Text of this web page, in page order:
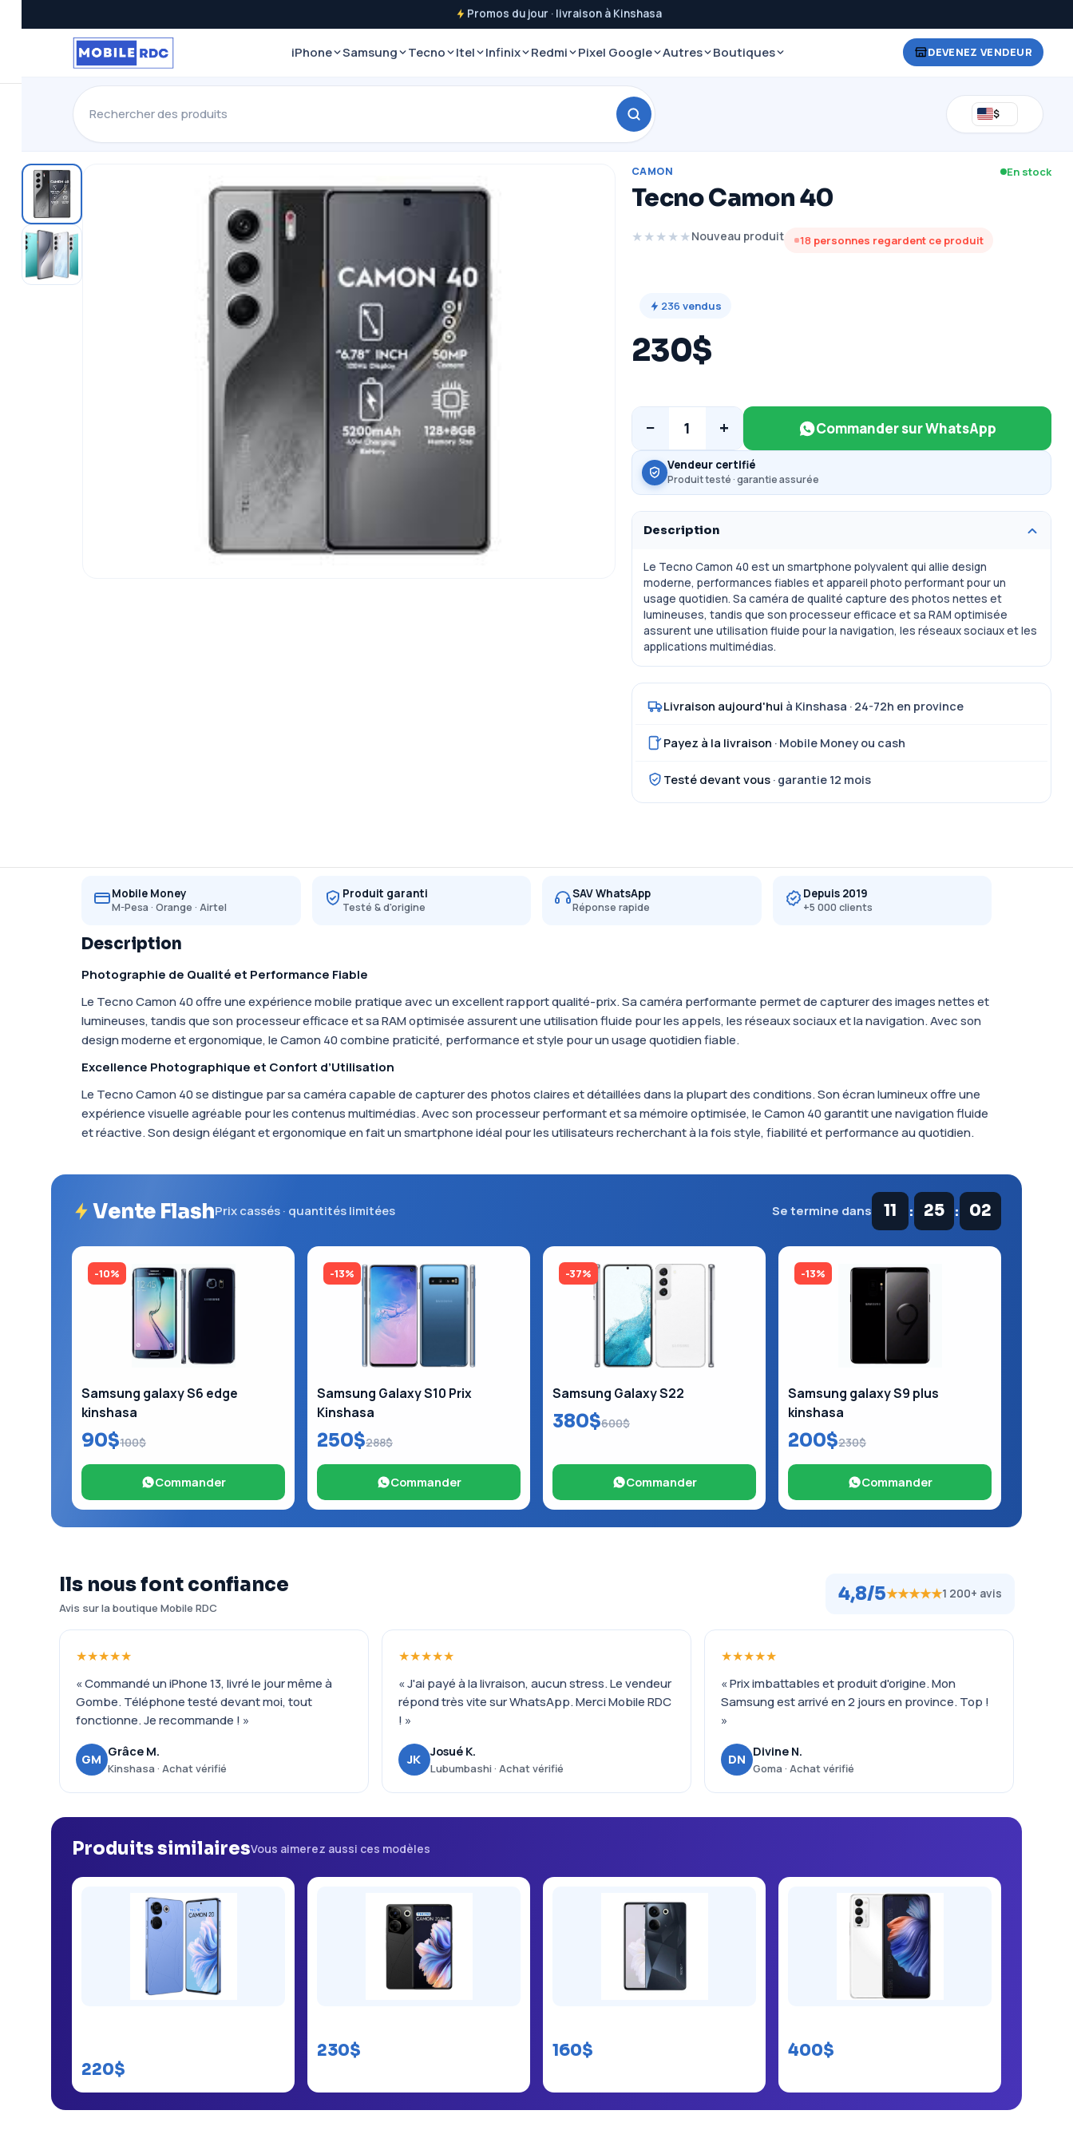
Promos du jour · livraison à Kinshasa
iPhone Samsung Tecno Itel Infinix Redmi Pixel Google Autres Boutiques DEVENEZ VENDEUR
$
CAMON En stock
Tecno Camon 40
★★★★★Nouveau produit 18 personnes regardent ce produit
236 vendus
230$
− 1 + Commander sur WhatsApp
Vendeur certifié
Produit testé · garantie assurée
Description
Le Tecno Camon 40 est un smartphone polyvalent qui allie design
moderne, performances fiables et appareil photo performant pour un
usage quotidien. Sa caméra de qualité capture des photos nettes et
lumineuses, tandis que son processeur efficace et sa RAM optimisée
assurent une utilisation fluide pour la navigation, les réseaux sociaux et les
applications multimédias.
Livraison aujourd'hui à Kinshasa · 24-72h en province
Payez à la livraison · Mobile Money ou cash
Testé devant vous· garantie 12 mois
Mobile Money
M-Pesa · Orange · Airtel
Produit garanti
Testé & d'origine
SAV WhatsApp
Réponse rapide
Depuis 2019
+5 000 clients
Description
Photographie de Qualité et Performance Fiable
Le Tecno Camon 40 offre une expérience mobile pratique avec un excellent rapport qualité-prix. Sa caméra performante permet de capturer des images nettes et
lumineuses, tandis que son processeur efficace et sa RAM optimisée assurent une utilisation fluide pour les appels, les réseaux sociaux et la navigation. Avec son
design moderne et ergonomique, le Camon 40 combine praticité, performance et style pour un usage quotidien fiable.
Excellence Photographique et Confort d’Utilisation
Le Tecno Camon 40 se distingue par sa caméra capable de capturer des photos claires et détaillées dans la plupart des conditions. Son écran lumineux offre une
expérience visuelle agréable pour les contenus multimédias. Avec son processeur performant et sa mémoire optimisée, le Camon 40 garantit une navigation fluide
et réactive. Son design élégant et ergonomique en fait un smartphone idéal pour les utilisateurs recherchant à la fois style, fiabilité et performance au quotidien.
Vente FlashPrix cassés · quantités limitées Se termine dans 11 25 01
-10%
Samsung galaxy S6 edge
kinshasa
90$100$
Commander
-13%
Samsung Galaxy S10 Prix
Kinshasa
250$288$
Commander
-37%
Samsung Galaxy S22
380$600$
Commander
-13%
Samsung galaxy S9 plus
kinshasa
200$230$
Commander
Ils nous font confiance
Avis sur la boutique Mobile RDC
4,8/5★★★★★1 200+ avis
★★★★★
« Commandé un iPhone 13, livré le jour même à
Gombe. Téléphone testé devant moi, tout
fonctionne. Je recommande ! »
GM Grâce M.
Kinshasa · Achat vérifié
★★★★★
« J'ai payé à la livraison, aucun stress. Le vendeur
répond très vite sur WhatsApp. Merci Mobile RDC
! »
JK Josué K.
Lubumbashi · Achat vérifié
★★★★★
« Prix imbattables et produit d'origine. Mon
Samsung est arrivé en 2 jours en province. Top !
»
DN Divine N.
Goma · Achat vérifié
Produits similairesVous aimerez aussi ces modèles
220$
230$ 160$ 400$